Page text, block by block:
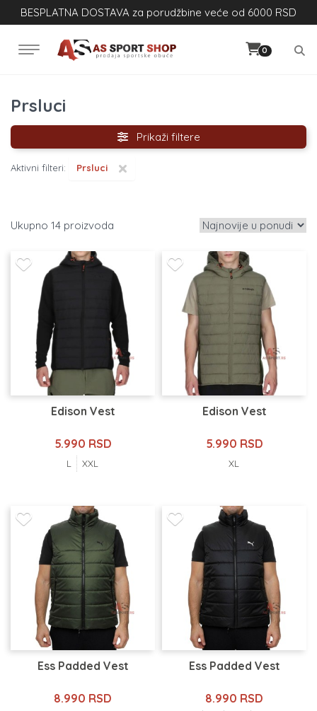
BESPLATNA DOSTAVA za porudžbine veće od 6000 RSD
0
Prsluci
Prikaži filtere
Aktivni filteri: ×
Prsluci
14
Edison Vest
5.990 RSD
L XXL
Edison Vest
5.990 RSD
XL
Ess Padded Vest
8.990 RSD
Ess Padded Vest
8.990 RSD